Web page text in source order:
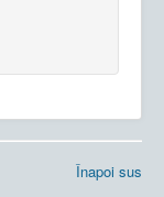
Înapoi sus